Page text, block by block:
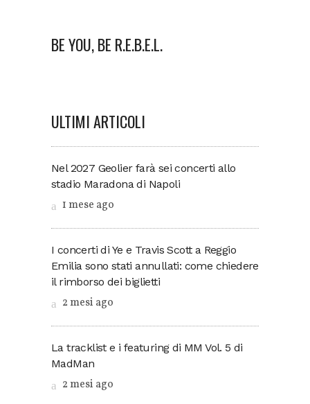
BE YOU, BE R.E.B.E.L.
ULTIMI ARTICOLI
Nel 2027 Geolier farà sei concerti allo
stadio Maradona di Napoli
1 mese ago
I concerti di Ye e Travis Scott a Reggio
Emilia sono stati annullati: come chiedere
il rimborso dei biglietti
2 mesi ago
La tracklist e i featuring di MM Vol. 5 di
MadMan
2 mesi ago